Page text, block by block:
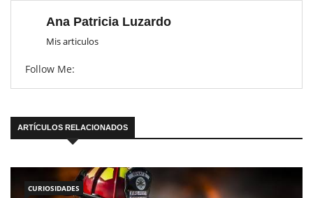
Ana Patricia Luzardo
Mis articulos
Follow Me:
ARTÍCULOS RELACIONADOS
CURIOSIDADES